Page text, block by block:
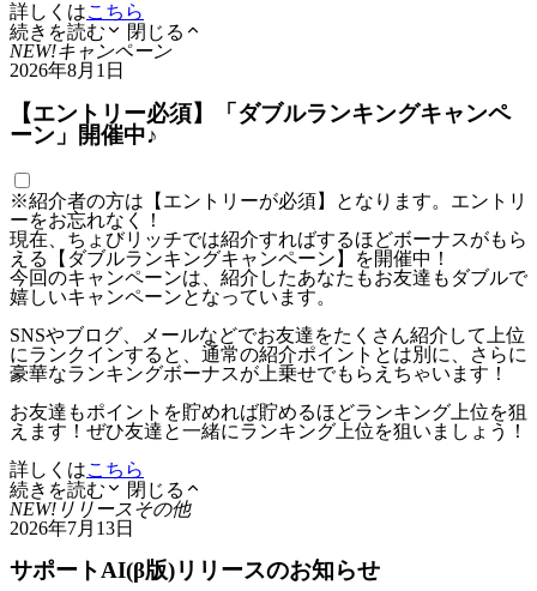
詳しくはこちら
続きを読む
閉じる
NEW!キャンペーン
2026年8月1日
【エントリー必須】「ダブルランキングキャンペ
ーン」開催中♪
※紹介者の方は【エントリーが必須】となります。エントリ
ーをお忘れなく！
現在、ちょびリッチでは紹介すればするほどボーナスがもら
える【ダブルランキングキャンペーン】を開催中！
今回のキャンペーンは、紹介したあなたもお友達もダブルで
嬉しいキャンペーンとなっています。
SNSやブログ、メールなどでお友達をたくさん紹介して上位
にランクインすると、通常の紹介ポイントとは別に、さらに
豪華なランキングボーナスが上乗せでもらえちゃいます！
お友達もポイントを貯めれば貯めるほどランキング上位を狙
えます！ぜひ友達と一緒にランキング上位を狙いましょう！
詳しくはこちら
続きを読む
閉じる
NEW! リリースその他
2026年7月13日
サポートAI(β版)リリースのお知らせ